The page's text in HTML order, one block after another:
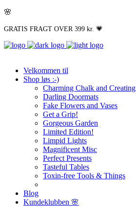
🌸
GRATIS FRAGT OVER 399 kr. 💗
Velkommen til
Shop løs :-)
Charming Chalk and Creating
Darling Doormats
Fake Flowers and Vases
Get a Grip!
Gorgeous Garden
Limited Edition!
Limpid Lights
Magnificent Misc
Perfect Presents
Tasteful Tables
Toxin-free Tools & Things
Blog
Kundeklubben 🌸